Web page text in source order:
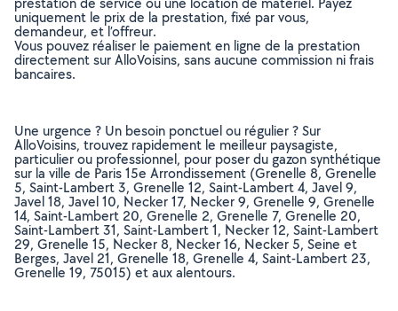
uniquement le prix de la prestation, fixé par vous,
demandeur, et l’offreur.
Vous pouvez réaliser le paiement en ligne de la prestation
directement sur AlloVoisins, sans aucune commission ni frais
bancaires.
Une urgence ? Un besoin ponctuel ou régulier ? Sur
AlloVoisins, trouvez rapidement le meilleur paysagiste,
particulier ou professionnel, pour poser du gazon synthétique
sur la ville de Paris 15e Arrondissement (Grenelle 8, Grenelle
5, Saint-Lambert 3, Grenelle 12, Saint-Lambert 4, Javel 9,
Javel 18, Javel 10, Necker 17, Necker 9, Grenelle 9, Grenelle
14, Saint-Lambert 20, Grenelle 2, Grenelle 7, Grenelle 20,
Saint-Lambert 31, Saint-Lambert 1, Necker 12, Saint-Lambert
29, Grenelle 15, Necker 8, Necker 16, Necker 5, Seine et
Berges, Javel 21, Grenelle 18, Grenelle 4, Saint-Lambert 23,
Grenelle 19, 75015) et aux alentours.